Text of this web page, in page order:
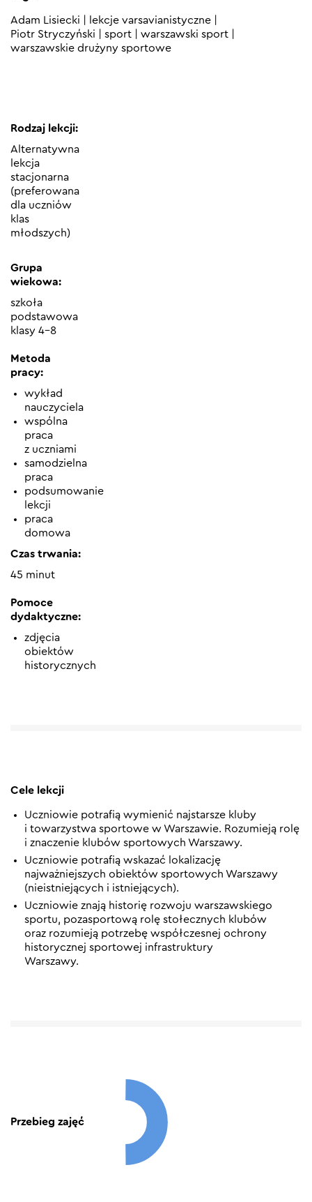
Adam Lisiecki lekcje varsavianistyczne
Piotr Stryczyński
sport warszawski sport
warszawskie drużyny sportowe
Rodzaj lekcji:
Alternatywna
lekcja
stacjonarna
(preferowana
dla uczniów
klas
młodszych)
Grupa
wiekowa:
szkoła
podstawowa
klasy 4-8
Metoda
pracy:
wykład
nauczyciela
wspólna
praca
z uczniami
samodzielna
praca
podsumowanie
lekcji
praca
domowa
Czas trwania:
45 minut
Pomoce
dydaktyczne:
zdjęcia
obiektów
historycznych
Cele lekcji
Uczniowie potrafią wymienić najstarsze kluby
i towarzystwa sportowe w Warszawie. Rozumieją rolę
i znaczenie klubów sportowych Warszawy.
Uczniowie potrafią wskazać lokalizację
najważniejszych obiektów sportowych Warszawy
(nieistniejących i istniejących).
Uczniowie znają historię rozwoju warszawskiego
sportu, pozasportową rolę stołecznych klubów
oraz rozumieją potrzebę współczesnej ochrony
historycznej sportowej infrastruktury
Warszawy.
Przebieg zajęć